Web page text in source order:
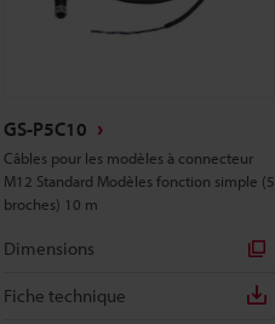
GS-P5C10
Câbles pour les modèles à connecteur
M12 Standard Modèles fonction simple (5
broches) 10 m
Dimensions
Fiche technique